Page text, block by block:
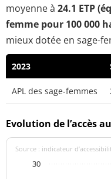
moyenne à 24.1 ETP
femme pour 100 000
mieux dotée en sage-
2023
APL des sage-femmes
Evolution de l’accès
Source : indicateur
30